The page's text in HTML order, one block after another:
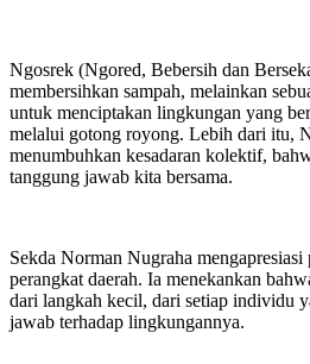
Ngosrek (Ngored, Bebersih dan
membersihkan sampah, melainkan
untuk menciptakan lingkungan yang
melalui gotong royong. Lebih dari itu,
menumbuhkan kesadaran kolektif,
tanggung jawab kita bersama.
Sekda Norman Nugraha
perangkat daerah. Ia menekankan
dari langkah kecil, dari setiap individu
jawab terhadap lingkungannya.